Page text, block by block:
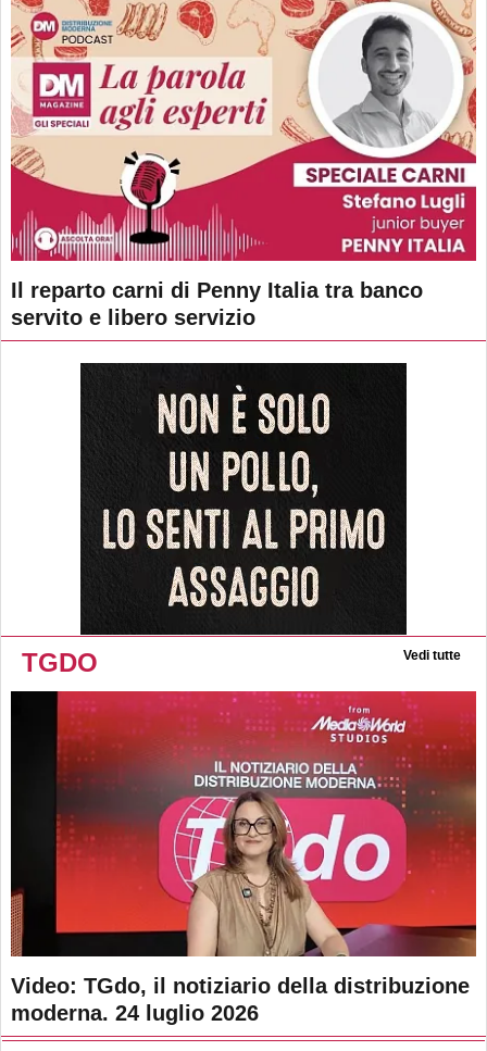
Il reparto carni di Penny Italia tra banco
servito e libero servizio
TGDO Vedi tutte
Video: TGdo, il notiziario della distribuzione
moderna. 24 luglio 2026